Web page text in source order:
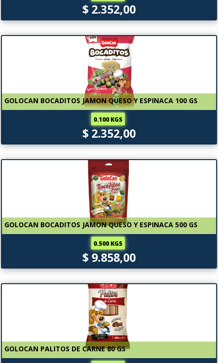
$ 2.352,00
GOLOCAN BOCADITOS JAMON QUESO Y ESPINACA 100 GS
0.100 KGS
$ 2.352,00
GOLOCAN BOCADITOS JAMON QUESO Y ESPINACA 500 GS
0.500 KGS
$ 9.858,00
GOLOCAN PALITOS DE CARNE 80 GS